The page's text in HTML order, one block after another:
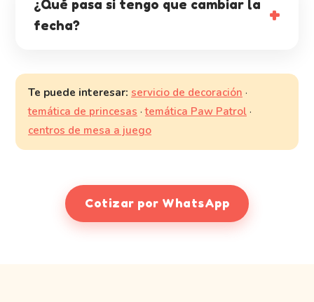
¿Qué pasa si tengo que cambiar la
fecha?
Te puede interesar: servicio de decoración ·
temática de princesas ·temática Paw Patrol ·
centros de mesa a juego
Cotizar por WhatsApp